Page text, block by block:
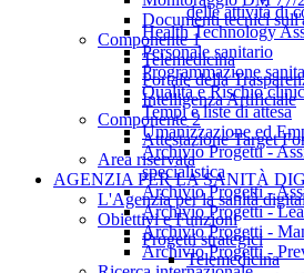
Documenti tecnici
Componente 1
Telemedicina
Portale della
Intelligenza Artificiale
Componente 2
Attestazione Target
Area riservata
AGENZIA PER LA SANITÀ
L'Agenzia per la sanità
Obiettivi e Funzioni
Progetti strategici
Telemedicina
delle attività di
Health Technology
Personale sanitario
Programmazione
Qualità e Rischio
Tempi e liste di attesa
Umanizzazione ed
Archivio Progetti -
specialistica
Archivio Progetti -
Archivio Progetti - Lea
Archivio Progetti -
Archivio Progetti -